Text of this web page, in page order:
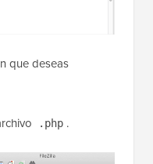
que deseas
.php .